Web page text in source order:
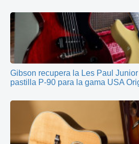
Gibson recupera la Les Paul
pastilla P-90 para la gama USA